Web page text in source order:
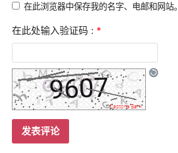
在此浏览器中保存我的名字、电邮和网站。
在此处输入验证码 : *